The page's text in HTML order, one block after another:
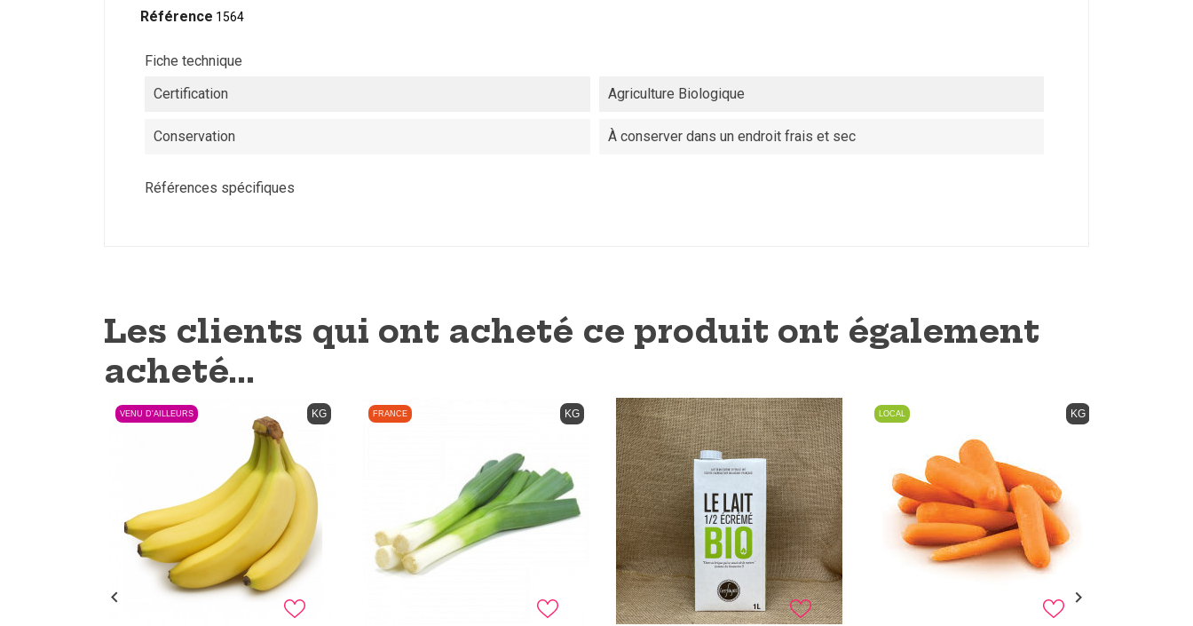
Référence 1564
Fiche technique
Certification
Agriculture Biologique
Conservation À conserver dans un endroit frais et sec
Références spécifiques
Les clients qui ont acheté ce produit ont également
acheté...
VENU D'AILLEURS KG FRANCE KG LOCAL KG
 